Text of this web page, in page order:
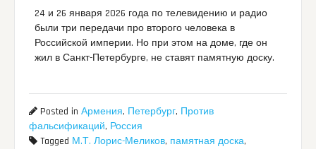
24 и 26 января 2026 года по телевидению и радио
были три передачи про второго человека в
Российской империи. Но при этом на доме, где он
жил в Санкт-Петербурге, не ставят памятную доску.
Posted inАрмения, Петербург, Против
фальсификаций, Россия
Tagged М.Т. Лорис-Меликов, памятная доска,